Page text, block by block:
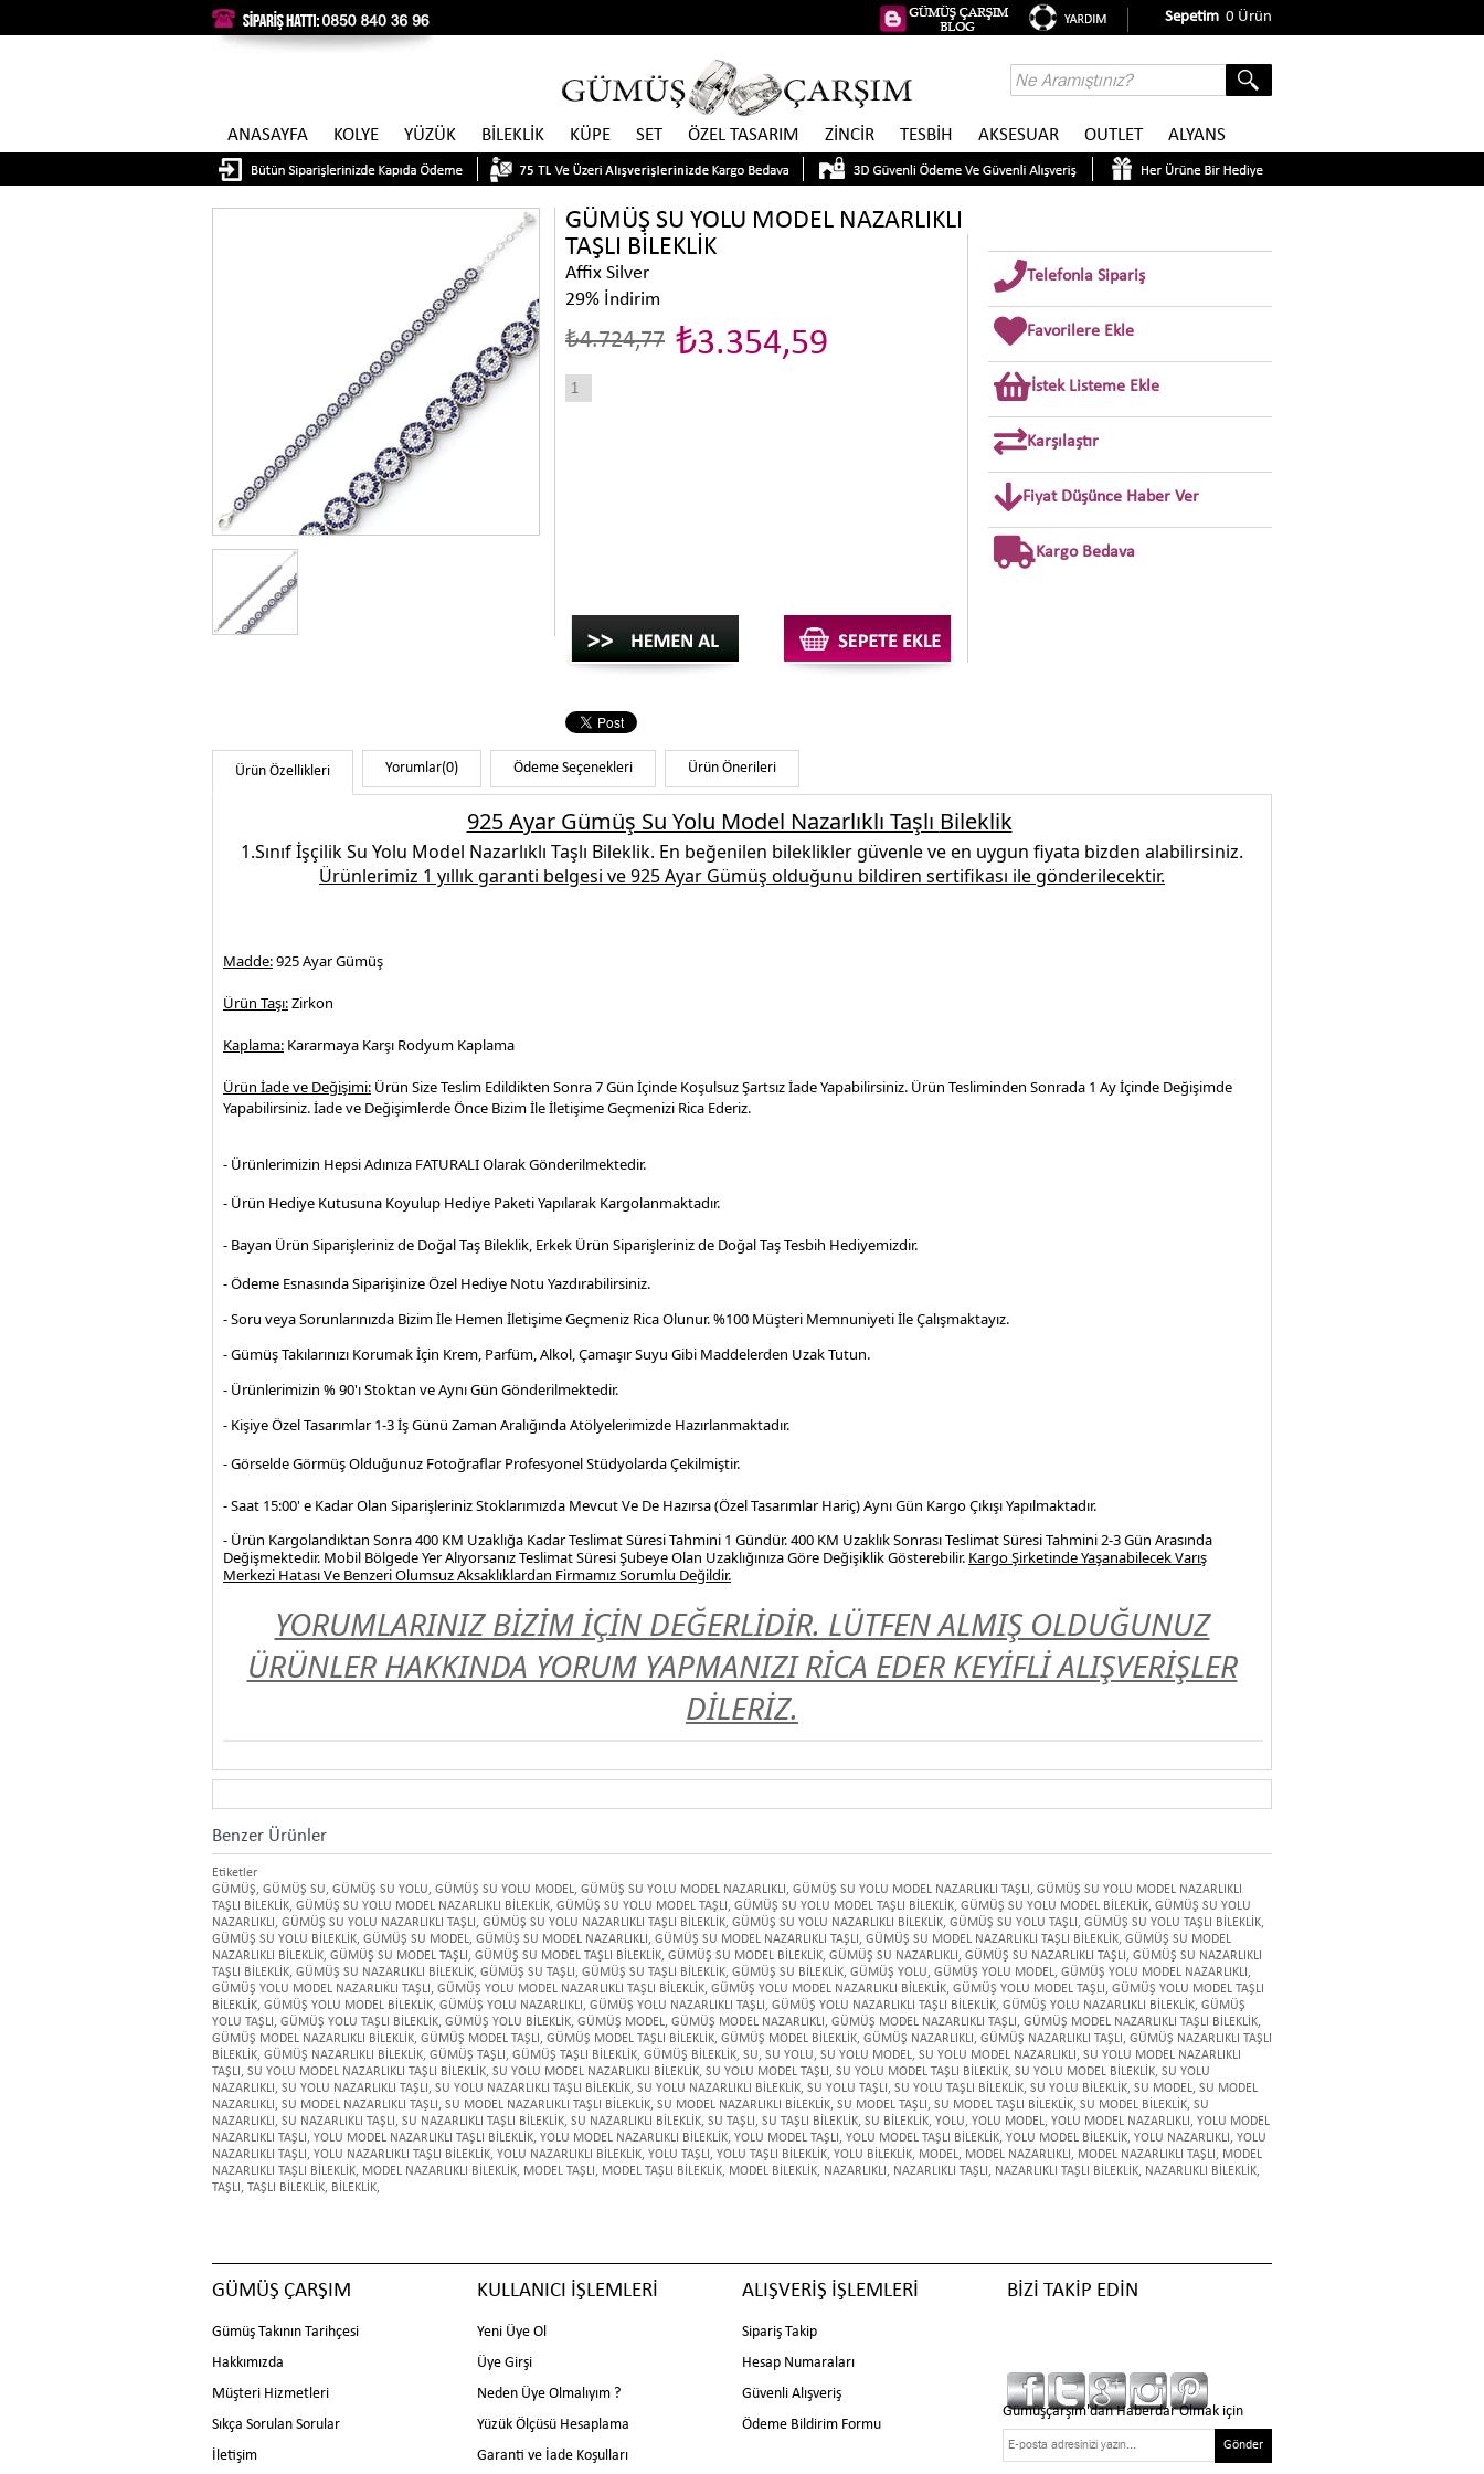
Sepetim 0 Ürün
ANASAYFA KOLYE YÜZÜK BİLEKLİK KÜPE SET ÖZEL TASARIM ZİNCİR TESBİH AKSESUAR OUTLET ALYANS
GÜMÜŞ SU YOLU MODEL NAZARLIKLI
TAŞLI BİLEKLİK
Affix Silver
%
29 İndirim
₺4.724,77 ₺3.354,59
Telefonla Sipariş
Favorilere Ekle
İstek Listeme Ekle
Karşılaştır
Fiyat Düşünce Haber Ver
Kargo Bedava
Ürün Özellikleri Yorumlar(0) Ödeme Seçenekleri Ürün Önerileri
925 Ayar Gümüş Su Yolu Model Nazarlıklı Taşlı Bileklik
1.Sınıf İşçilikSu Yolu Model Nazarlıklı Taşlı Bileklik. En beğenilen bilekliklergüvenle ve en uygun fiyata bizden alabilirsiniz.
Ürünlerimiz 1 yıllık garanti belgesi ve925 Ayar Gümüş olduğunu bildiren sertifikası ile gönderilecektir.
Madde:925 Ayar Gümüş
Ürün Taşı:Zirkon
Kaplama: Kararmaya Karşı Rodyum Kaplama
Ürün İade ve Değişimi: Ürün Size Teslim Edildikten Sonra 7 Gün İçinde Koşulsuz Şartsız İade Yapabilirsiniz. Ürün Tesliminden Sonrada 1 Ay İçinde Değişimde
Yapabilirsiniz. İade ve Değişimlerde Önce Bizim İle İletişime Geçmenizi Rica Ederiz.
- Ürünlerimizin Hepsi Adınıza FATURALI Olarak Gönderilmektedir.
- Ürün Hediye Kutusuna Koyulup Hediye Paketi Yapılarak Kargolanmaktadır.
- Bayan Ürün Siparişleriniz de Doğal Taş Bileklik, Erkek Ürün Siparişleriniz de Doğal Taş Tesbih Hediyemizdir.
- Ödeme Esnasında Siparişinize Özel Hediye Notu Yazdırabilirsiniz.
- Soru veya Sorunlarınızda Bizim İle Hemen İletişime Geçmeniz Rica Olunur. %100 Müşteri Memnuniyeti İle Çalışmaktayız.
- Gümüş Takılarınızı Korumak İçin Krem, Parfüm, Alkol, Çamaşır Suyu Gibi Maddelerden Uzak Tutun.
- Ürünlerimizin % 90'ı Stoktan ve Aynı Gün Gönderilmektedir.
- Kişiye Özel Tasarımlar 1-3 İş Günü Zaman Aralığında Atölyelerimizde Hazırlanmaktadır.
- Görselde Görmüş Olduğunuz Fotoğraflar ProfesyonelStüdyolarda Çekilmiştir.
- Saat 15:00' e Kadar Olan Siparişleriniz Stoklarımızda Mevcut Ve De Hazırsa (Özel Tasarımlar Hariç) Aynı Gün Kargo Çıkışı Yapılmaktadır.
- Ürün Kargolandıktan Sonra 400 KM Uzaklığa Kadar Teslimat Süresi Tahmini 1 Gündür. 400 KM Uzaklık Sonrası Teslimat Süresi Tahmini 2-3 Gün Arasında
Değişmektedir. Mobil Bölgede Yer Alıyorsanız Teslimat Süresi Şubeye Olan Uzaklığınıza Göre Değişiklik Gösterebilir. Kargo Şirketinde Yaşanabilecek Varış
Merkezi Hatası Ve Benzeri Olumsuz Aksaklıklardan Firmamız Sorumlu Değildir.
YORUMLARINIZ BİZİM İÇİN DEĞERLİDİR. LÜTFEN ALMIŞ OLDUĞUNUZ
ÜRÜNLER HAKKINDA YORUM YAPMANIZI RİCA EDER KEYİFLİ ALIŞVERİŞLER
DİLERİZ.
Benzer Ürünler
Etiketler
GÜMÜŞ, GÜMÜŞ SU, GÜMÜŞ SU YOLU, GÜMÜŞ SU YOLU MODEL, GÜMÜŞ SU YOLU MODEL NAZARLIKLI , GÜMÜŞ SU YOLU MODEL NAZARLIKLI TAŞLI , GÜMÜŞ SU YOLU MODEL NAZARLIKLI
TAŞLI BİLEKLİK, GÜMÜŞ SU YOLU MODEL NAZARLIKLI BİLEKLİK, GÜMÜŞ SU YOLU MODEL TAŞLI , GÜMÜŞ SU YOLU MODEL TAŞLI BİLEKLİK, GÜMÜŞ SU YOLU MODEL BİLEKLİK, GÜMÜŞ SU YOLU
NAZARLIKLI , GÜMÜŞ SU YOLU NAZARLIKLI TAŞLI , GÜMÜŞ SU YOLU NAZARLIKLI TAŞLI BİLEKLİK, GÜMÜŞ SU YOLU NAZARLIKLI BİLEKLİK, GÜMÜŞ SU YOLU TAŞLI , GÜMÜŞ SU YOLU TAŞLI BİLEKLİK,
GÜMÜŞ SU YOLU BİLEKLİK, GÜMÜŞ SU MODEL, GÜMÜŞ SU MODEL NAZARLIKLI , GÜMÜŞ SU MODEL NAZARLIKLI TAŞLI , GÜMÜŞ SU MODEL NAZARLIKLI TAŞLI BİLEKLİK, GÜMÜŞ SU MODEL
NAZARLIKLI BİLEKLİK, GÜMÜŞ SU MODEL TAŞLI , GÜMÜŞ SU MODEL TAŞLI BİLEKLİK, GÜMÜŞ SU MODEL BİLEKLİK, GÜMÜŞ SU NAZARLIKLI , GÜMÜŞ SU NAZARLIKLI TAŞLI , GÜMÜŞ SU NAZARLIKLI
TAŞLI BİLEKLİK, GÜMÜŞ SU NAZARLIKLI BİLEKLİK, GÜMÜŞ SU TAŞLI , GÜMÜŞ SU TAŞLI BİLEKLİK, GÜMÜŞ SU BİLEKLİK, GÜMÜŞ YOLU, GÜMÜŞ YOLU MODEL, GÜMÜŞ YOLU MODEL NAZARLIKLI ,
GÜMÜŞ YOLU MODEL NAZARLIKLI TAŞLI , GÜMÜŞ YOLU MODEL NAZARLIKLI TAŞLI BİLEKLİK, GÜMÜŞ YOLU MODEL NAZARLIKLI BİLEKLİK, GÜMÜŞ YOLU MODEL TAŞLI , GÜMÜŞ YOLU MODEL TAŞLI
BİLEKLİK, GÜMÜŞ YOLU MODEL BİLEKLİK, GÜMÜŞ YOLU NAZARLIKLI , GÜMÜŞ YOLU NAZARLIKLI TAŞLI , GÜMÜŞ YOLU NAZARLIKLI TAŞLI BİLEKLİK, GÜMÜŞ YOLU NAZARLIKLI BİLEKLİK, GÜMÜŞ
YOLU TAŞLI , GÜMÜŞ YOLU TAŞLI BİLEKLİK, GÜMÜŞ YOLU BİLEKLİK, GÜMÜŞ MODEL, GÜMÜŞ MODEL NAZARLIKLI , GÜMÜŞ MODEL NAZARLIKLI TAŞLI , GÜMÜŞ MODEL NAZARLIKLI TAŞLI BİLEKLİK,
GÜMÜŞ MODEL NAZARLIKLI BİLEKLİK, GÜMÜŞ MODEL TAŞLI , GÜMÜŞ MODEL TAŞLI BİLEKLİK, GÜMÜŞ MODEL BİLEKLİK, GÜMÜŞ NAZARLIKLI , GÜMÜŞ NAZARLIKLI TAŞLI , GÜMÜŞ NAZARLIKLI TAŞLI
BİLEKLİK, GÜMÜŞ NAZARLIKLI BİLEKLİK, GÜMÜŞ TAŞLI , GÜMÜŞ TAŞLI BİLEKLİK, GÜMÜŞ BİLEKLİK, SU, SU YOLU, SU YOLU MODEL, SU YOLU MODEL NAZARLIKLI , SU YOLU MODEL NAZARLIKLI
TAŞLI , SU YOLU MODEL NAZARLIKLI TAŞLI BİLEKLİK, SU YOLU MODEL NAZARLIKLI BİLEKLİK, SU YOLU MODEL TAŞLI , SU YOLU MODEL TAŞLI BİLEKLİK, SU YOLU MODEL BİLEKLİK, SU YOLU
NAZARLIKLI , SU YOLU NAZARLIKLI TAŞLI , SU YOLU NAZARLIKLI TAŞLI BİLEKLİK, SU YOLU NAZARLIKLI BİLEKLİK, SU YOLU TAŞLI , SU YOLU TAŞLI BİLEKLİK, SU YOLU BİLEKLİK, SU MODEL, SU MODEL
NAZARLIKLI , SU MODEL NAZARLIKLI TAŞLI , SU MODEL NAZARLIKLI TAŞLI BİLEKLİK, SU MODEL NAZARLIKLI BİLEKLİK, SU MODEL TAŞLI , SU MODEL TAŞLI BİLEKLİK, SU MODEL BİLEKLİK, SU
NAZARLIKLI , SU NAZARLIKLI TAŞLI , SU NAZARLIKLI TAŞLI BİLEKLİK, SU NAZARLIKLI BİLEKLİK, SU TAŞLI , SU TAŞLI BİLEKLİK, SU BİLEKLİK, YOLU, YOLU MODEL, YOLU MODEL NAZARLIKLI , YOLU MODEL
NAZARLIKLI TAŞLI , YOLU MODEL NAZARLIKLI TAŞLI BİLEKLİK, YOLU MODEL NAZARLIKLI BİLEKLİK, YOLU MODEL TAŞLI , YOLU MODEL TAŞLI BİLEKLİK, YOLU MODEL BİLEKLİK, YOLU NAZARLIKLI , YOLU
NAZARLIKLI TAŞLI , YOLU NAZARLIKLI TAŞLI BİLEKLİK, YOLU NAZARLIKLI BİLEKLİK, YOLU TAŞLI , YOLU TAŞLI BİLEKLİK, YOLU BİLEKLİK, MODEL, MODEL NAZARLIKLI , MODEL NAZARLIKLI TAŞLI , MODEL
NAZARLIKLI TAŞLI BİLEKLİK, MODEL NAZARLIKLI BİLEKLİK, MODEL TAŞLI , MODEL TAŞLI BİLEKLİK, MODEL BİLEKLİK, NAZARLIKLI , NAZARLIKLI TAŞLI , NAZARLIKLI TAŞLI BİLEKLİK, NAZARLIKLI BİLEKLİK,
TAŞLI , TAŞLI BİLEKLİK, BİLEKLİK,
Gümüşçarşım'dan Haberdar Olmak için
Gönder
GÜMÜŞ ÇARŞIM
Gümüş Takının Tarihçesi
Hakkımızda
Müşteri Hizmetleri
Sıkça Sorulan Sorular
İletişim
KULLANICI İŞLEMLERİ
Yeni Üye Ol
Üye Girşi
Neden Üye Olmalıyım ?
Yüzük Ölçüsü Hesaplama
Garanti ve İade Koşulları
ALIŞVERİŞ İŞLEMLERİ
Sipariş Takip
Hesap Numaraları
Güvenli Alışveriş
Ödeme Bildirim Formu
BİZİ TAKİP EDİN